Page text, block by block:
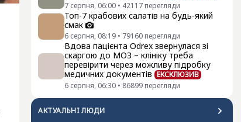
7 серпня, 06:00 • 42117 перегляди
Топ-7 крабових салатів на будь-який
смак
6 серпня, 08:19 • 79160 перегляди
Вдова пацієнта Odrex звернулася зі
скаргою до МОЗ – клініку треба
перевірити через можливу підробку
медичних документів ЕКСКЛЮЗИВ
6 серпня, 06:30 • 86899 перегляди
АКТУАЛЬНI ЛЮДИ